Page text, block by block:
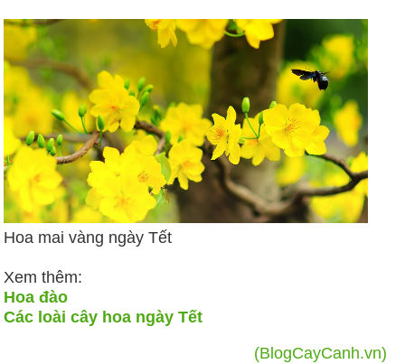
Hoa mai vàng ngày Tết
Xem thêm:
Hoa đào
Các loài cây hoa ngày Tết
(BlogCayCanh.vn)